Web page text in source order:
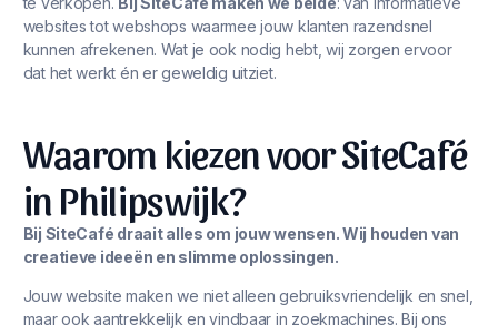
websites tot webshops waarmee jouw klanten razendsnel
kunnen afrekenen. Wat je ook nodig hebt, wij zorgen ervoor
dat het werkt én er geweldig uitziet.
Waarom kiezen voor SiteCafé
in Philipswijk?
Bij SiteCafé draait alles om jouw wensen. Wij houden van
creatieve ideeën en slimme oplossingen.
Jouw website maken we niet alleen gebruiksvriendelijk en snel,
maar ook aantrekkelijk en vindbaar in zoekmachines. Bij ons